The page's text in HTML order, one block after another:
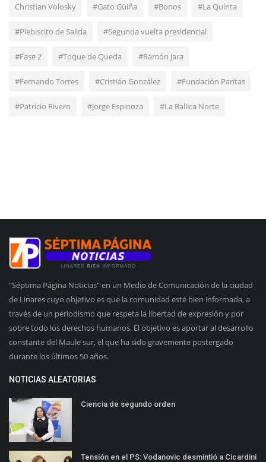
Christian Volosky #Gato Güiña #Bonos #La Quinta
#Plebiscito de Salida #Segunda vuelta presidencial
#Fase 2 #Toque de Queda #Ramón Jara
#Fernando Torres #Cristián González #Fundación Paritas
#Patricio Rivero #Jorge Espinoza #La Ballica Norte
"Séptima Página Noticias" en un Medio de Comunicación de la ciudad
de Linares cuyo objetivo es que la comunidad esté bien informada, a
través de un periodismo que respeta la libertad de expresión y por
sobre todo los derechos humanos. El objetivo es aportar al desarrollo
constante del Maule sur, el que ha sido gravemente postergado
durante los últimos 50 años.
NOTICIAS ALEATORIAS
Ciencia de segundo orden
Tensión en el PS: Vodanovic desmintió a Cicardini